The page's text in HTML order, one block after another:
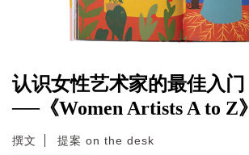
认识女性艺术家的最佳入门
──《Women Artists A to Z》
撰文 提案 on the desk